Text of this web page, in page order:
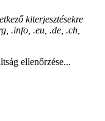
kiterjesztésekre
.info, .eu, .de, .ch,
ellenőrzése...